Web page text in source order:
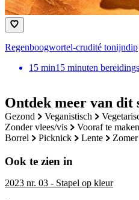
Ontdek meer van dit
gezond veganistisch
zonder vlees/vis
vooraf te maken
borrel
picknick lente zomer
Ook te zien in
2023 nr. 03 - Stapel op kleur
Regenboogwortel-crudité tonijndip
15 min15 minuten